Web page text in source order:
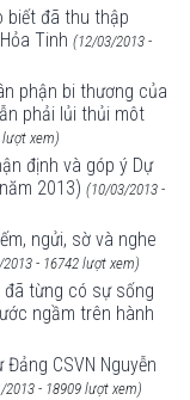
biết đã thu thập
Tinh (12/03/2013 -
phận bi thương của
phải lủi thủi môt
lượt xem)
định và góp ý Dự
2013) (10/03/2013 -
ngửi, sờ và nghe
- 16742 lượt xem)
đã từng có sự sống
ngầm trên hành
CSVN Nguyễn
2013 - 18909 lượt xem)